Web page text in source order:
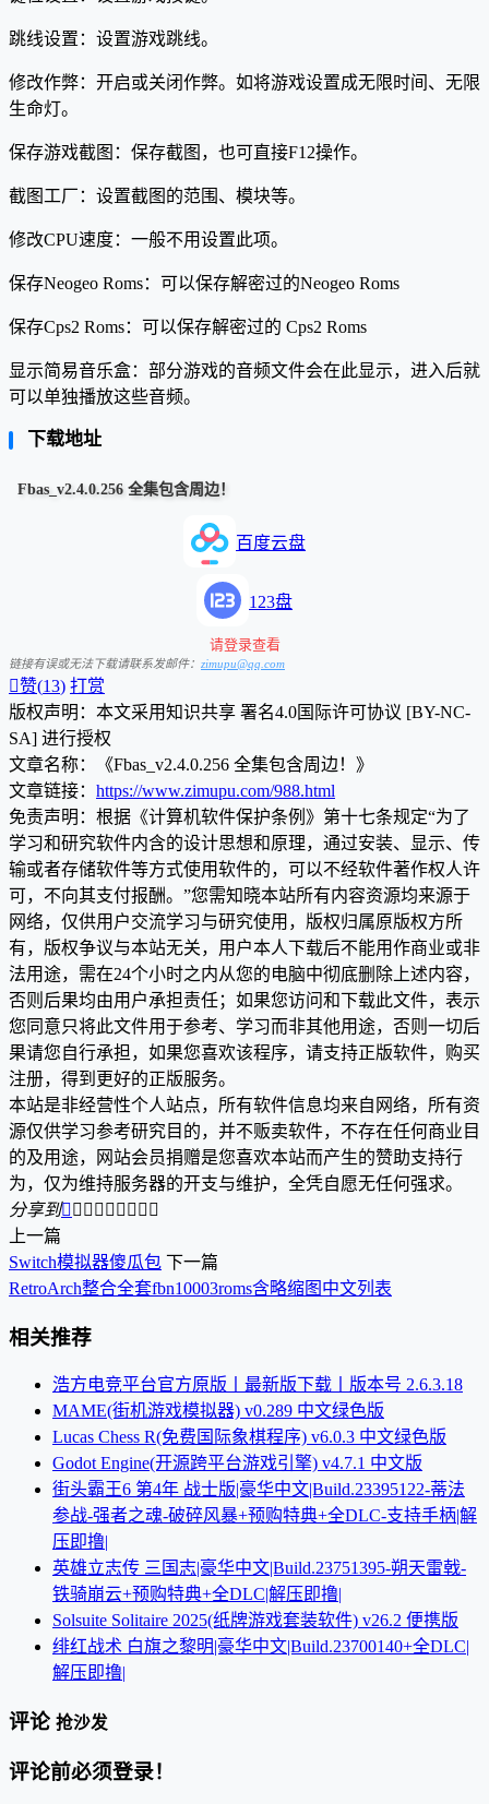
跳线设置：设置游戏跳线。
修改作弊：开启或关闭作弊。如将游戏设置成无限时间、无限
生命灯。
保存游戏截图：保存截图，也可直接F12操作。
截图工厂：设置截图的范围、模块等。
修改CPU速度：一般不用设置此项。
保存Neogeo Roms：可以保存解密过的Neogeo Roms
保存Cps2 Roms：可以保存解密过的 Cps2 Roms
显示简易音乐盒：部分游戏的音频文件会在此显示，进入后就
可以单独播放这些音频。
下载地址
Fbas_v2.4.0.256 全集包含周边！
百度云盘
123盘
请登录查看
链接有误或无法下载请联系发邮件： zimupu@qq.com
赞(13) 打赏
版权声明：本文采用知识共享 署名4.0国际许可协议 [BY-NC-
SA] 进行授权
文章名称：《Fbas_v2.4.0.256 全集包含周边！》
文章链接： https://www.zimupu.com/988.html
免责声明：根据《计算机软件保护条例》第十七条规定“为了
学习和研究软件内含的设计思想和原理，通过安装、显示、传
输或者存储软件等方式使用软件的，可以不经软件著作权人许
可，不向其支付报酬。”您需知晓本站所有内容资源均来源于
网络，仅供用户交流学习与研究使用，版权归属原版权方所
有，版权争议与本站无关，用户本人下载后不能用作商业或非
法用途，需在24个小时之内从您的电脑中彻底删除上述内容，
否则后果均由用户承担责任；如果您访问和下载此文件，表示
您同意只将此文件用于参考、学习而非其他用途，否则一切后
果请您自行承担，如果您喜欢该程序，请支持正版软件，购买
注册，得到更好的正版服务。
本站是非经营性个人站点，所有软件信息均来自网络，所有资
源仅供学习参考研究目的，并不贩卖软件，不存在任何商业目
的及用途，网站会员捐赠是您喜欢本站而产生的赞助支持行
为，仅为维持服务器的开支与维护，全凭自愿无任何强求。
分享到        
上一篇
Switch模拟器傻瓜包 下一篇
RetroArch整合全套fbn10003roms含略缩图中文列表
相关推荐
浩方电竞平台官方原版丨最新版下载丨版本号 2.6.3.18
MAME(街机游戏模拟器) v0.289 中文绿色版
Lucas Chess R(免费国际象棋程序) v6.0.3 中文绿色版
Godot Engine(开源跨平台游戏引擎) v4.7.1 中文版
街头霸王6 第4年 战士版|豪华中文|Build.23395122-蒂法
参战-强者之魂-破碎风暴+预购特典+全DLC-支持手柄|解
压即撸|
英雄立志传 三国志|豪华中文|Build.23751395-朔天雷戟-
铁骑崩云+预购特典+全DLC|解压即撸|
Solsuite Solitaire 2025(纸牌游戏套装软件) v26.2 便携版
绯红战术 白旗之黎明|豪华中文|Build.23700140+全DLC|
解压即撸|
评论 抢沙发
评论前必须登录！